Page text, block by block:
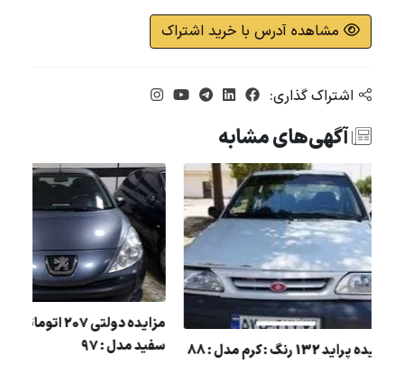
مشاهده آدرس با خرید اشتراک
اشتراک گذاری:
آگهی‌های مشابه
مزایده
سفید مدل : 97
مزایده پراید 132 رنگ : کرم مدل : 88